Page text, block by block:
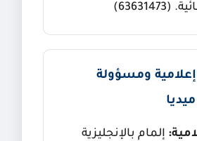
ومسؤولة
إلمام بالإنجليزية